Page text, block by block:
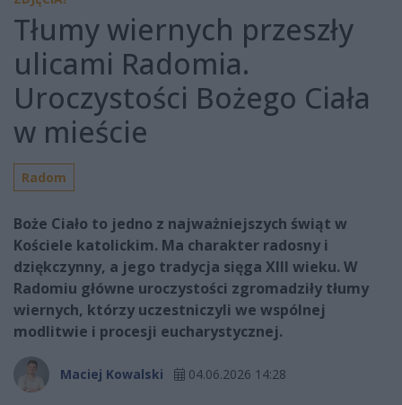
Tłumy wiernych przeszły
ulicami Radomia.
Uroczystości Bożego Ciała
w mieście
Radom
Boże Ciało to jedno z najważniejszych świąt w
Kościele katolickim. Ma charakter radosny i
dziękczynny, a jego tradycja sięga XIII wieku. W
Radomiu główne uroczystości zgromadziły tłumy
wiernych, którzy uczestniczyli we wspólnej
modlitwie i procesji eucharystycznej.
Maciej Kowalski 04.06.2026 14:28